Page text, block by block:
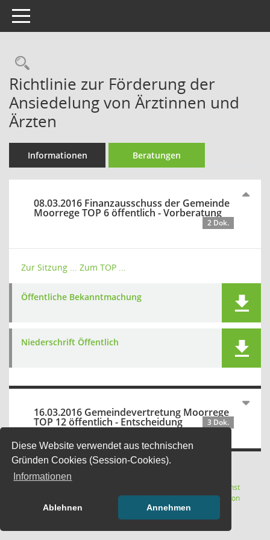
Diese Website verwendet aus technischen
Gründen Cookies (Session-Cookies).
Informationen
Ablehnen Annehmen
Toggle navigation
Rechercheauswahl
Richtlinie zur Förderung der
Ansiedelung von Ärztinnen und
Ärzten
Informationen Beratungen
08.03.2016 Finanzausschuss der Gemeinde
Moorrege TOP 6 öffentlich - Vorberatung
2 Dok.
Zur Sitzung ... Zum TOP ...
Öffentliche Bekanntmachung
Niederschrift Öffentlich
16.03.2016 Gemeindevertretung Moorrege
TOP 12 öffentlich - Entscheidung 3 Dok.
Sitzungsdienst
Session(Wird in